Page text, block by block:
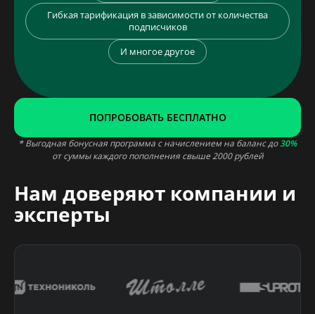
Гибкая тарификация в зависимости от количества
подписчиков
И многое другое
ПОПРОБОВАТЬ БЕСПЛАТНО
* Выгодная бонусная программа с начислением на баланс до30%
от суммы каждого пополнения свыше 2000 рублей
Нам доверяют компании и
эксперты